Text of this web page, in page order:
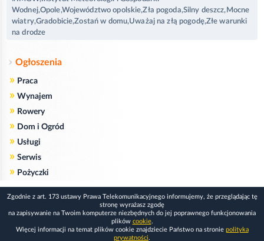
Wodnej,Opole,Województwo opolskie,Zła pogoda,Silny deszcz,Mocne
wiatry,Gradobicie,Zostań w domu,Uważaj na złą pogodę,Złe warunki
na drodze
Ogłoszenia
» Praca
» Wynajem
» Rowery
» Dom i Ogród
» Usługi
» Serwis
» Pożyczki
Zgodnie z art. 173 ustawy Prawa Telekomunikacyjnego informujemy, że przeglądając tę
stronę wyrażasz zgodę
na zapisywanie na Twoim komputerze niezbędnych do jej poprawnego funkcjonowania
plików cookie.
Więcej informacji na temat plików cookie znajdziecie Państwo na stronie polityka
prywatności.